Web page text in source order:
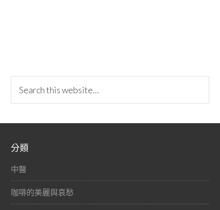
分類
中醫
咖啡的美麗與哀愁